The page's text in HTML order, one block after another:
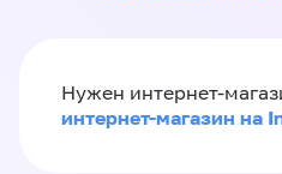
Нужен интернет-
интернет-магазин на